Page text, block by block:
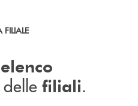
completo delle filiali .
FILIALE
elenco
delle filiali.